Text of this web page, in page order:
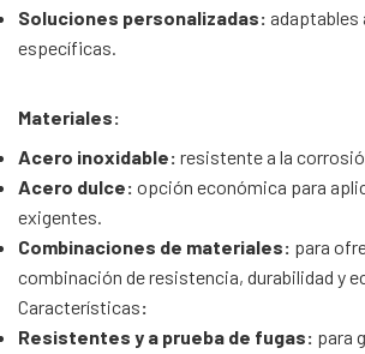
Soluciones personalizadas: adaptables
específicas.
Materiales:
Acero inoxidable: resistente a la
Acero dulce: opción económica para
exigentes.
Combinaciones de materiales: para
combinación de resistencia, durabilidad y
Características:
Resistentes y a prueba de fugas: para